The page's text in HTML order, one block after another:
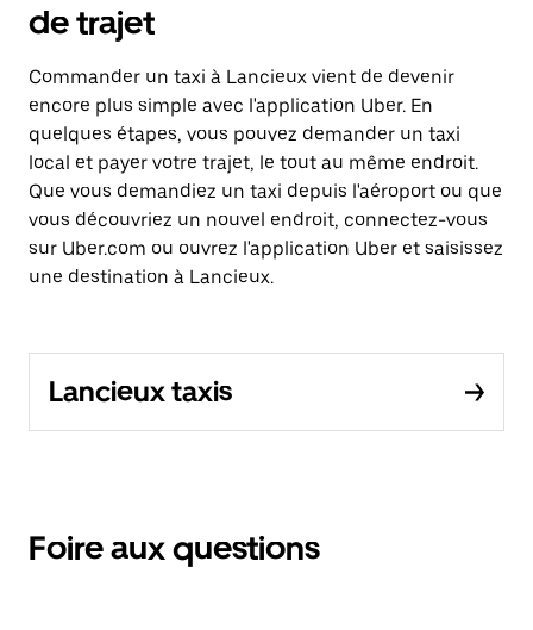
de trajet
Commander un taxi à Lancieux vient de devenir
encore plus simple avec l'application Uber. En
quelques étapes, vous pouvez demander un taxi
local et payer votre trajet, le tout au même endroit.
Que vous demandiez un taxi depuis l'aéroport ou que
vous découvriez un nouvel endroit, connectez-vous
sur Uber.com ou ouvrez l'application Uber et saisissez
une destination à Lancieux.
Lancieux taxis
Foire aux questions